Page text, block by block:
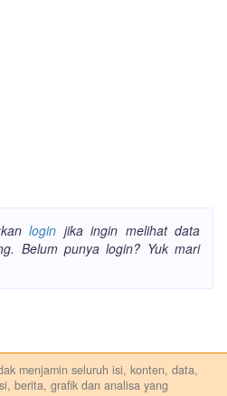
login jika ingin melihat data
Belum punya login? Yuk mari
menjamin seluruh isi, konten, data,
berita, grafik dan analisa yang